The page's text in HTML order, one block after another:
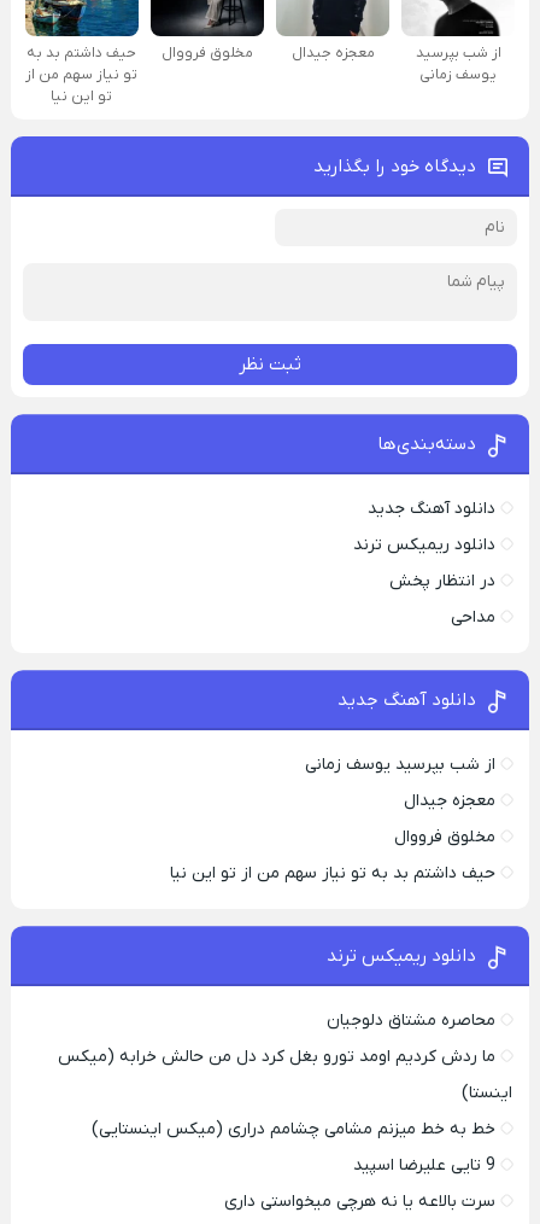
از شب بپرسید
یوسف زمانی
معجزه جیدال مخلوق فرووال
حیف داشتم بد به
تو نیاز سهم من از
تو این نیا
دیدگاه خود را بگذارید
ثبت نظر
دسته‌بندی‌ها
دانلود آهنگ جدید
دانلود ریمیکس ترند
در انتظار پخش
مداحی
دانلود آهنگ جدید
از شب بپرسید یوسف زمانی
معجزه جیدال
مخلوق فرووال
حیف داشتم بد به تو نیاز سهم من از تو این نیا
دانلود ریمیکس ترند
محاصره مشتاق دلوجیان
ما ردش کردیم اومد تورو بغل کرد دل من حالش خرابه (میکس
اینستا)
خط به خط میزنم مشامی چشامم دراری (میکس اینستایی)
9 تایی علیرضا اسپید
سرت بالاعه یا نه هرچی میخواستی داری